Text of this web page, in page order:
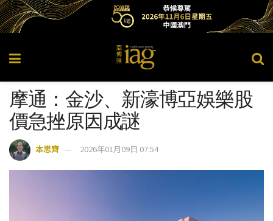
摩通：金沙、新濠博亞娛樂股
價急挫原因成謎
本思齊 2026年01月09日 07:54